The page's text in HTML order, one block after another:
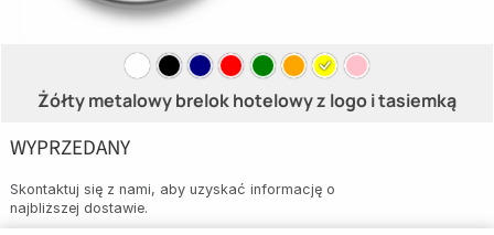
Żółty metalowy brelok hotelowy z logo i tasiemką
WYPRZEDANY
Skontaktuj się z nami, aby uzyskać informację o
najbliższej dostawie.